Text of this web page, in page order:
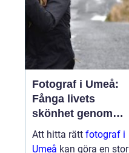
Fotograf i Umeå:
Fånga livets
skönhet genom
linsen
Att hitta rätt fotograf i
Umeå kan göra en stor